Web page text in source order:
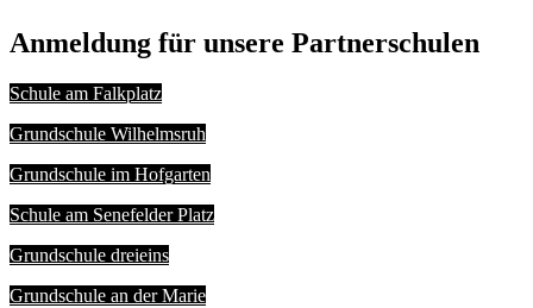
Anmeldung für unsere Partnerschulen
Schule am Falkplatz
Grundschule Wilhelmsruh
Grundschule im Hofgarten
Schule am Senefelder Platz
Grundschule dreieins
Grundschule an der Marie